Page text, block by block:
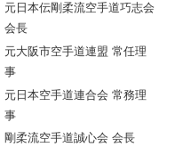
元日本伝剛柔流空手道巧志会
会長
元大阪市空手道連盟 常任理
事
元日本空手道連合会 常務理
事
剛柔流空手道誠心会 会長